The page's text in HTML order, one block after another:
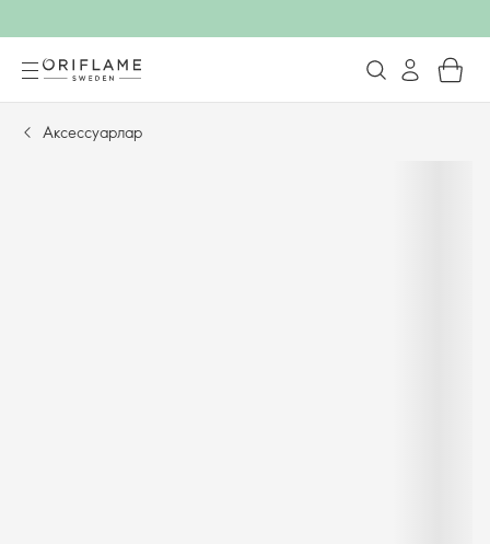
Аксессуарлар